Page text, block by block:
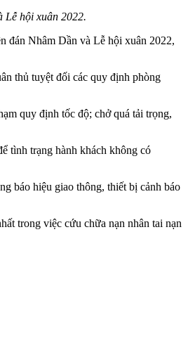
Lễ hội xuân 2022.
đán Nhâm Dần và Lễ hội xuân 2022,
thủ tuyệt đối các quy định phòng
quy định tốc độ; chở quá tải trọng,
tình trạng hành khách không có
báo hiệu giao thông, thiết bị cảnh báo
trong việc cứu chữa nạn nhân tai nạn